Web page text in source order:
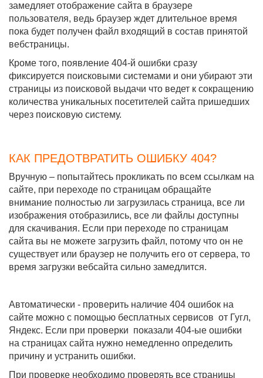
замедляет отображение сайта в браузере
пользователя, ведь браузер ждет длительное время
пока будет получен файл входящий в состав принятой
вебстраницы.
Кроме того, появление 404-й ошибки сразу
фиксируется поисковыми системами и они убирают эти
страницы из поисковой выдачи что ведет к сокращению
количества уникальных посетителей сайта пришедших
через поисковую систему.
КАК ПРЕДОТВРАТИТЬ ОШИБКУ 404?
Вручную – попытайтесь прокликать по всем ссылкам на
сайте, при переходе по страницам обращайте
внимание полностью ли загрузилась страница, все ли
изображения отобразились, все ли файлы доступны
для скачивания. Если при переходе по страницам
сайта вы не можете загрузить файл, потому что он не
существует или браузер не получить его от сервера, то
время загрузки вебсайта сильно замедлится.
Автоматически - проверить наличие 404 ошибок на
сайте можно с помощью бесплатных сервисов от Гугл,
Яндекс. Если при проверки показали 404-ые ошибки
на страницах сайта нужно немедленно определить
причину и устранить ошибки.
При проверке необходимо проверять все страницы